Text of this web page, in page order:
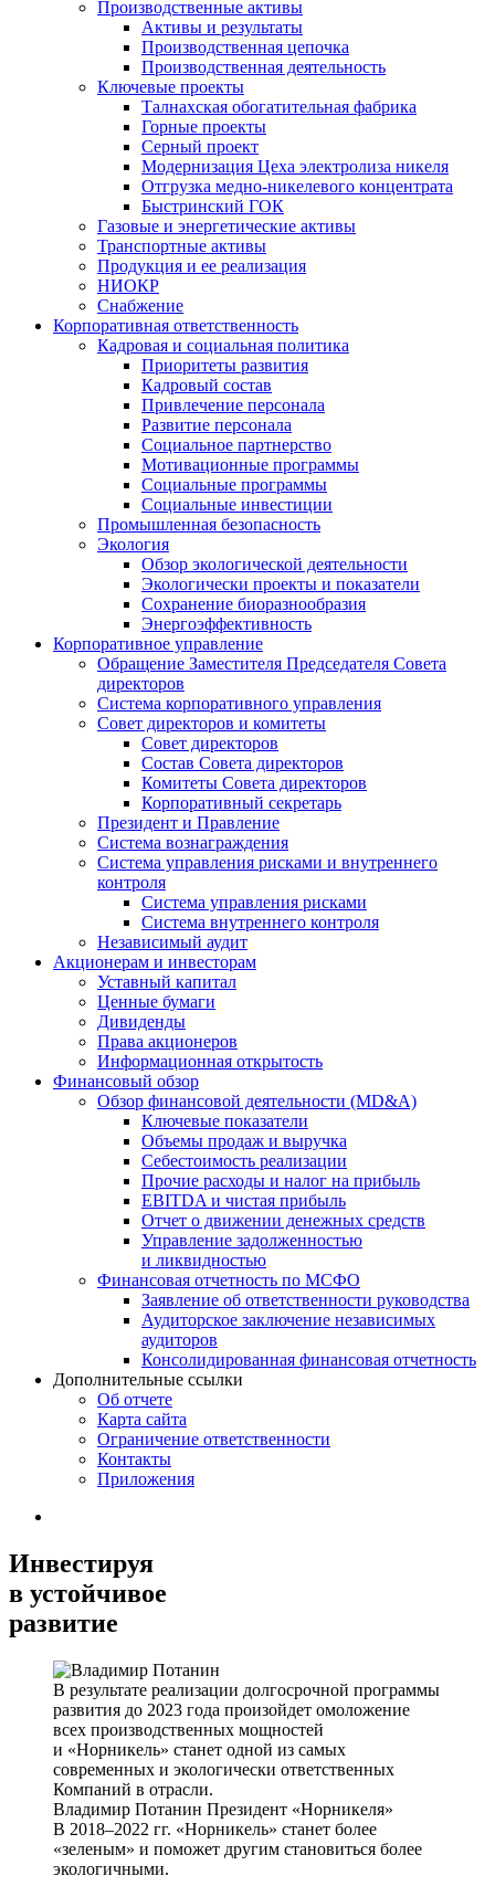
Производственные активы
Активы и результаты
Производственная цепочка
Производственная деятельность
Ключевые проекты
Талнахская обогатительная фабрика
Горные проекты
Серный проект
Модернизация Цеха электролиза никеля
Отгрузка медно-никелевого концентрата
Быстринский ГОК
Газовые и энергетические активы
Транспортные активы
Продукция и ее реализация
НИОКР
Снабжение
Корпоративная ответственность
Кадровая и социальная политика
Приоритеты развития
Кадровый состав
Привлечение персонала
Развитие персонала
Социальное партнерство
Мотивационные программы
Социальные программы
Социальные инвестиции
Промышленная безопасность
Экология
Обзор экологической деятельности
Экологически проекты и показатели
Сохранение биоразнообразия
Энергоэффективность
Корпоративное управление
Обращение Заместителя Председателя Совета
директоров
Система корпоративного управления
Совет директоров и комитеты
Совет директоров
Состав Совета директоров
Комитеты Совета директоров
Корпоративный секретарь
Президент и Правление
Система вознаграждения
Система управления рисками и внутреннего
контроля
Система управления рисками
Система внутреннего контроля
Независимый аудит
Акционерам и инвесторам
Уставный капитал
Ценные бумаги
Дивиденды
Права акционеров
Информационная открытость
Финансовый обзор
Обзор финансовой деятельности (MD&A)
Ключевые показатели
Объемы продаж и выручка
Себестоимость реализации
Прочие расходы и налог на прибыль
EBITDA и чистая прибыль
Отчет о движении денежных средств
Управление задолженностью
и ликвидностью
Финансовая отчетность по МСФО
Заявление об ответственности руководства
Аудиторское заключение независимых
аудиторов
Консолидированная финансовая отчетность
Дополнительные ссылки
Об отчете
Карта сайта
Ограничение ответственности
Контакты
Приложения
Инвестируя
в устойчивое
развитие
В результате реализации долгосрочной программы
развития до 2023 года произойдет омоложение
всех производственных мощностей
и «Норникель» станет одной из самых
современных и экологически ответственных
Компаний в отрасли.
Владимир Потанин Президент «Норникеля»
В 2018–2022 гг. «Норникель» станет более
«зеленым» и поможет другим становиться более
экологичными.